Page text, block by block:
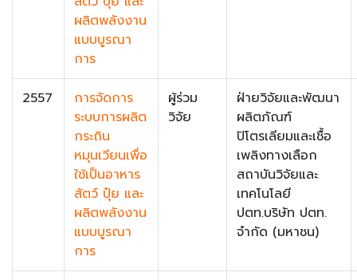
ผลิตพลังงาน
แบบบูรณา
การ
2557
การจัดการ
ระบบการผลิต
กระถิน
หมุนเวียนเพื่อ
ใช้เป็นอาหาร
สัตว์ ปุ๋ย และ
ผลิตพลังงาน
แบบบูรณา
การ
ผู้ร่วม
วิจัย
ฝ่ายวิจัยและพัฒนา
ผลิตภัณฑ์
ปิโตรเลียมและเชื้อ
เพลิงทางเลือก
สถาบันวิจัยและ
เทคโนโลยี
ปตท.บริษัท ปตท.
จำกัด (มหาชน)